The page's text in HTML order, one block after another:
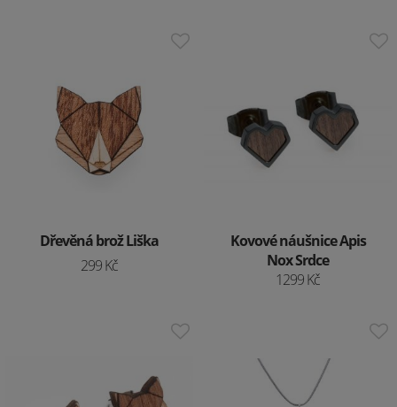
Dřevěná brož Liška
299 Kč
Kovové náušnice Apis
Nox Srdce
1299 Kč